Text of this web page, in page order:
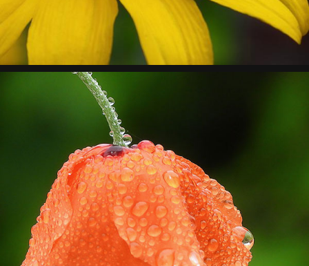
Nahaufnahme vom Garten-Sonnenauge
Makro, Natur, Pflanzen, Sommer